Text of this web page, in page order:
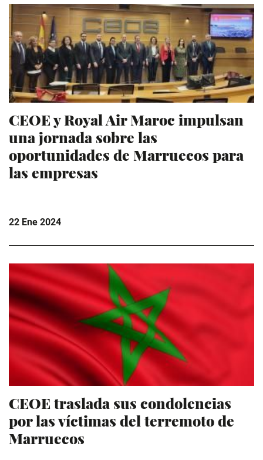
CEOE y Royal Air Maroc impulsan
una jornada sobre las
oportunidades de Marruecos para
las empresas
22 Ene 2024
CEOE traslada sus condolencias
por las víctimas del terremoto de
Marruecos